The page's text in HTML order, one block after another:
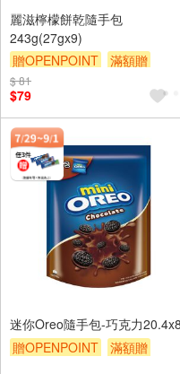
麗滋檸檬餅乾隨手包
243g(27gx9)
贈OPENPOINT
滿額贈
滿額9折
$ 81
$79
迷你Oreo隨手包-巧克力20.4x8
贈OPENPOINT
滿額贈